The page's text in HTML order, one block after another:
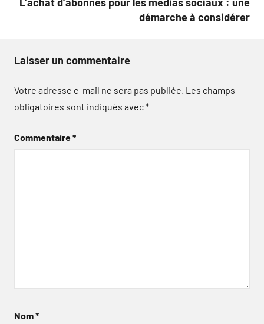
démarche à considérer
Laisser un commentaire
Votre adresse e-mail ne sera pas publiée. Les champs
obligatoires sont indiqués avec*
Commentaire*
Nom*